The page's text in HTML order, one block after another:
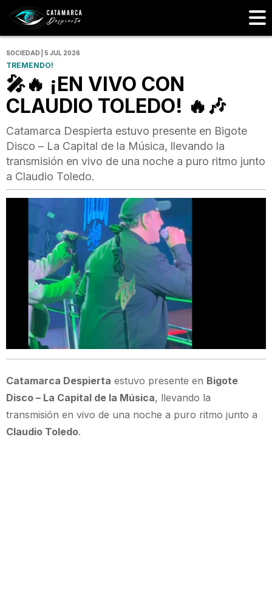
SOCIEDAD | 5 JUL 2026
TREMENDO!
🎤🔥 ¡EN VIVO CON
CLAUDIO TOLEDO! 🔥🎶
Catamarca Despierta estuvo presente en Bigote
Disco – La Capital de la Música, llevando la
transmisión en vivo de una noche a puro ritmo junto
a Claudio Toledo.
Catamarca Despierta estuvo presente en Bigote
Disco – La Capital de la Música, llevando la
transmisión en vivo de una noche a puro ritmo junto a
Claudio Toledo.